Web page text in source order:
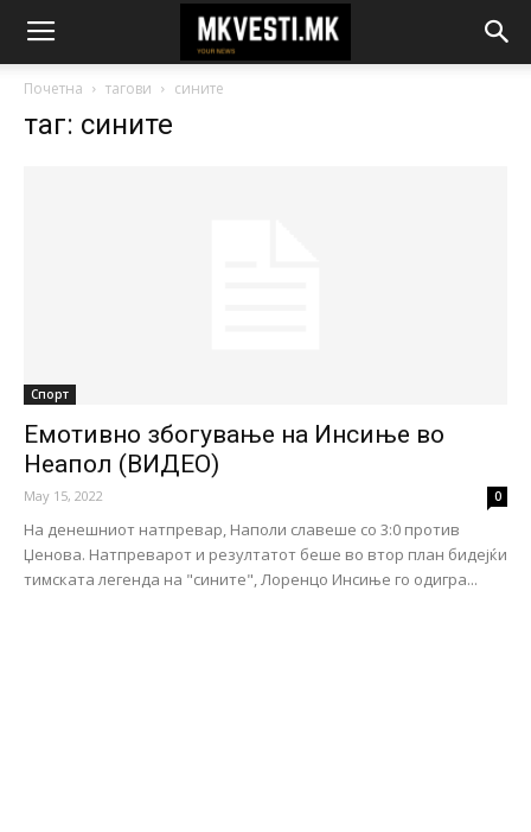
Почетна тагови сините
таг: сините
Спорт
Емотивно збогување на Инсиње во
Неапол (ВИДЕО)
May 15, 2022 0
На денешниот натпревар, Наполи славеше со 3:0 против
Џенова. Натпреварот и резултатот беше во втор план бидејќи
тимската легенда на "сините", Лоренцо Инсиње го одигра...